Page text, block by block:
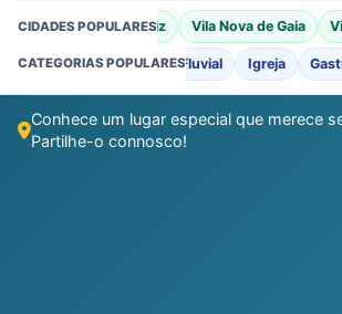
CIDADES POPULARES
Braga Porto Moniz Vila Nova de Gaia
CATEGORIAS POPULARES
Fortificações Praia Fluvial Igreja
Conhece um lugar especial que merece
Partilhe-o connosco!